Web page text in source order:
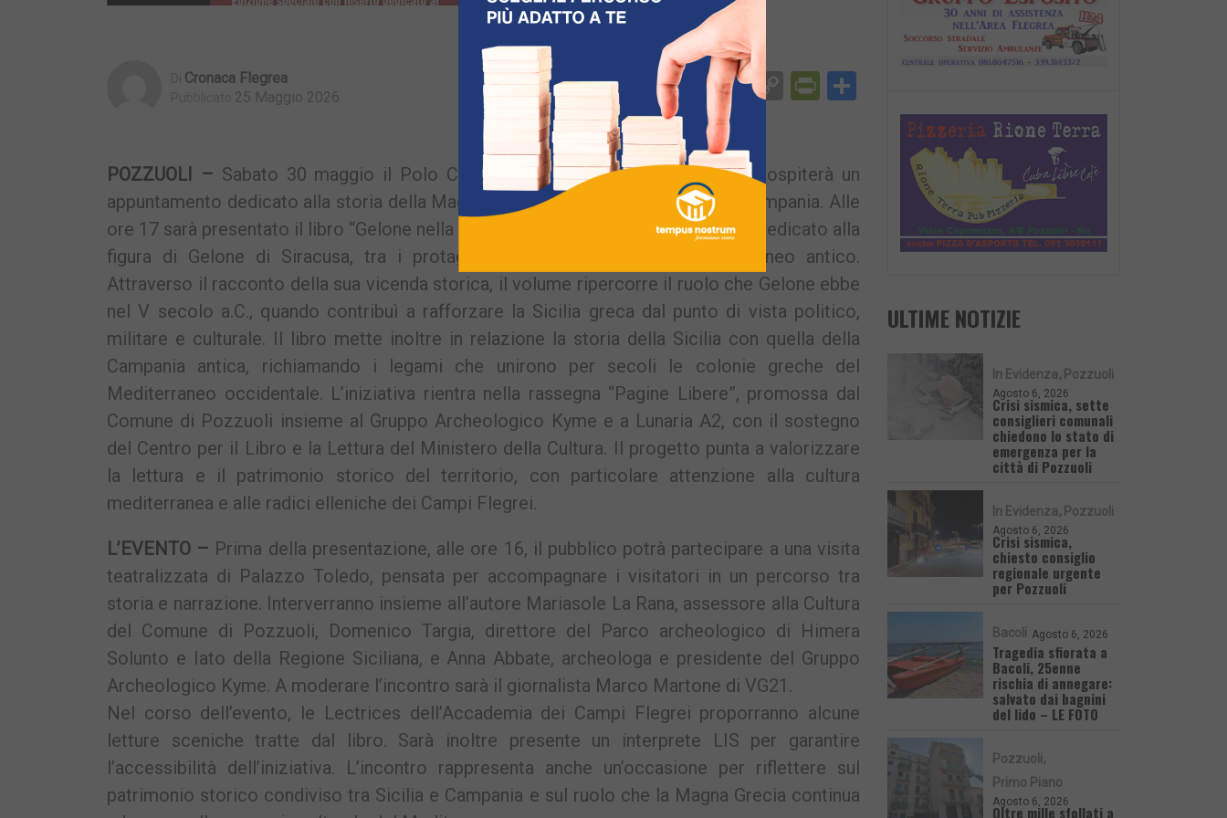
Cronaca Flegrea
25 Maggio 2026 Facebook
Messenger
WhatsApp
Telegram
X EmailCopyPrintFriendly
POZZUOLI – Sabato 30 maggio il Polo Culturale Palazzo Toledo di Pozzuoli ospiterà un
appuntamento dedicato alla storia della Magna Grecia e al legame tra Sicilia e Campania. Alle
ore 17 sarà presentato il libro “Gelone nella terra di Athena” di Roberto Tedesco, dedicato alla
figura di Gelone di Siracusa, tra i protagonisti più importanti del Mediterraneo antico.
Attraverso il racconto della sua vicenda storica, il volume ripercorre il ruolo che Gelone ebbe
nel V secolo a.C., quando contribuì a rafforzare la Sicilia greca dal punto di vista politico,
militare e culturale. Il libro mette inoltre in relazione la storia della Sicilia con quella della
Campania antica, richiamando i legami che unirono per secoli le colonie greche del
Mediterraneo occidentale. L’iniziativa rientra nella rassegna “Pagine Libere”, promossa dal
Comune di Pozzuoli insieme al Gruppo Archeologico Kyme e a Lunaria A2, con il sostegno
del Centro per il Libro e la Lettura del Ministero della Cultura. Il progetto punta a valorizzare
la lettura e il patrimonio storico del territorio, con particolare attenzione alla cultura
mediterranea e alle radici elleniche dei Campi Flegrei.
L’EVENTO – Prima della presentazione, alle ore 16, il pubblico potrà partecipare a una visita
teatralizzata di Palazzo Toledo, pensata per accompagnare i visitatori in un percorso tra
storia e narrazione. Interverranno insieme all’autore Mariasole La Rana, assessore alla Cultura
del Comune di Pozzuoli, Domenico Targia, direttore del Parco archeologico di Himera
Solunto e Iato della Regione Siciliana, e Anna Abbate, archeologa e presidente del Gruppo
Archeologico Kyme. A moderare l’incontro sarà il giornalista Marco Martone di VG21.
Nel corso dell’evento, le Lectrices dell’Accademia dei Campi Flegrei proporranno alcune
letture sceniche tratte dal libro. Sarà inoltre presente un interprete LIS per garantire
l’accessibilità dell’iniziativa. L’incontro rappresenta anche un’occasione per riflettere sul
patrimonio storico condiviso tra Sicilia e Campania e sul ruolo che la Magna Grecia continua
ULTIME NOTIZIE
In Evidenza Pozzuoli
Agosto 6, 2026
Crisi sismica, sette
consiglieri comunali
chiedono lo stato di
emergenza per la
città di Pozzuoli
In Evidenza Pozzuoli
Agosto 6, 2026
Crisi sismica,
chiesto consiglio
regionale urgente
per Pozzuoli
Bacoli Agosto 6, 2026
Tragedia sfiorata a
Bacoli, 25enne
rischia di annegare:
salvato dai bagnini
del lido – LE FOTO
Pozzuoli
Primo Piano
Agosto 6, 2026
Oltre mille sfollati a